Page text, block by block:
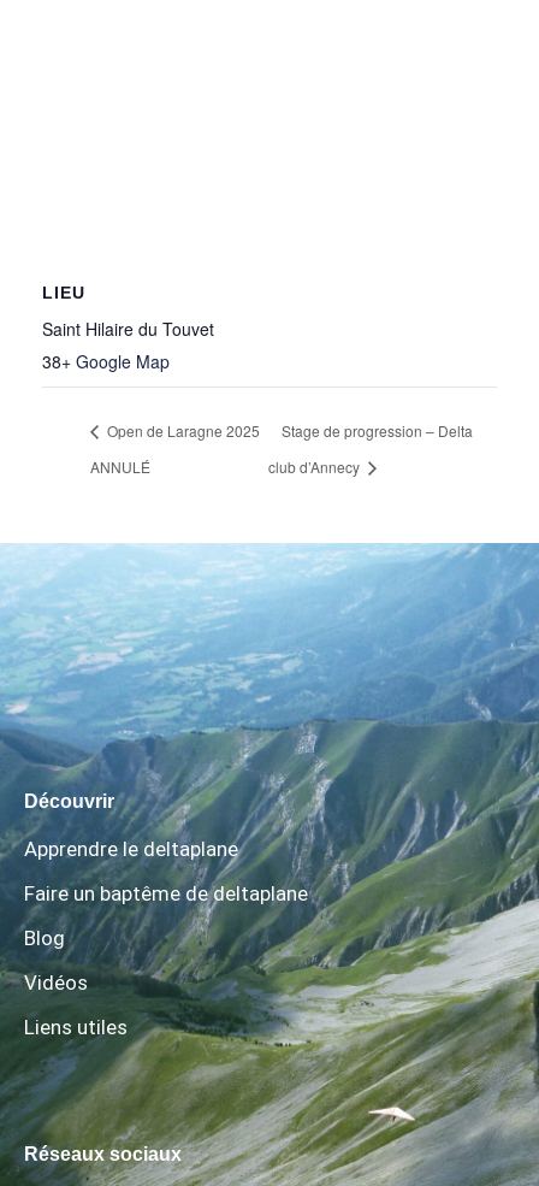
LIEU
Saint Hilaire du Touvet
38+ Google Map
Open de Laragne 2025
ANNULÉ
Stage de progression – Delta
club d’Annecy
Découvrir
Apprendre le deltaplane
Faire un baptême de deltaplane
Blog
Vidéos
Liens utiles
Réseaux sociaux